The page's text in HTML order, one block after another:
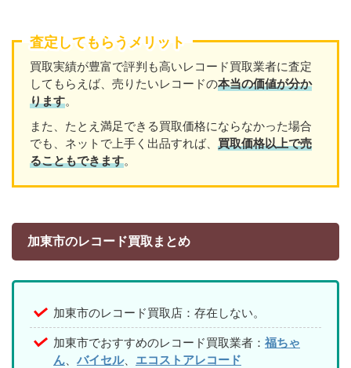
査定してもらうメリット
買取実績が豊富で評判も高いレコード買取業者に査定
してもらえば、売りたいレコードの本当の価値が分か
ります。
また、たとえ満足できる買取価格にならなかった場合
でも、ネットで上手く出品すれば、 買取価格以上で売
ることもできます。
加東市のレコード買取まとめ
加東市のレコード買取店：存在しない。
加東市でおすすめのレコード買取業者： 福ちゃ
ん
バイセル、 エコストアレコード